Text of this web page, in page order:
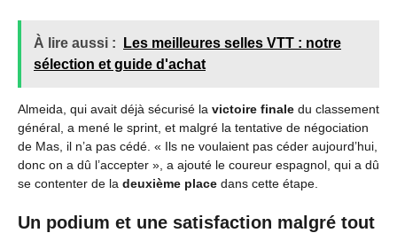
À lire aussi :
Les meilleures selles VTT : notre
sélection et guide d'achat
Almeida, qui avait déjà sécurisé la victoire finale du classement
général, a mené le sprint, et malgré la tentative de négociation
de Mas, il n’a pas cédé. « Ils ne voulaient pas céder aujourd’hui,
donc on a dû l’accepter », a ajouté le coureur espagnol, qui a dû
se contenter de la deuxième place dans cette étape.
Un podium et une satisfaction malgré tout